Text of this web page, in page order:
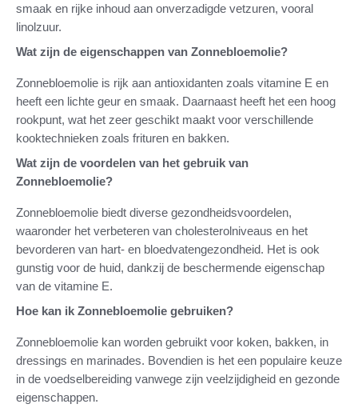
smaak en rijke inhoud aan onverzadigde vetzuren, vooral
linolzuur.
Wat zijn de eigenschappen van Zonnebloemolie?
Zonnebloemolie is rijk aan antioxidanten zoals vitamine E en
heeft een lichte geur en smaak. Daarnaast heeft het een hoog
rookpunt, wat het zeer geschikt maakt voor verschillende
kooktechnieken zoals frituren en bakken.
Wat zijn de voordelen van het gebruik van
Zonnebloemolie?
Zonnebloemolie biedt diverse gezondheidsvoordelen,
waaronder het verbeteren van cholesterolniveaus en het
bevorderen van hart- en bloedvatengezondheid. Het is ook
gunstig voor de huid, dankzij de beschermende eigenschap
van de vitamine E.
Hoe kan ik Zonnebloemolie gebruiken?
Zonnebloemolie kan worden gebruikt voor koken, bakken, in
dressings en marinades. Bovendien is het een populaire keuze
in de voedselbereiding vanwege zijn veelzijdigheid en gezonde
eigenschappen.